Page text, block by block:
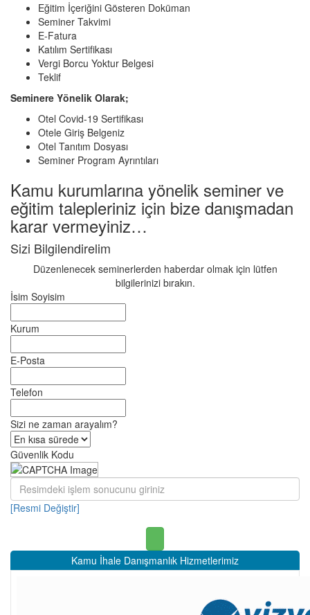
Eğitim İçeriğini Gösteren Doküman
Seminer Takvimi
E-Fatura
Katılım Sertifikası
Vergi Borcu Yoktur Belgesi
Teklif
Seminere Yönelik Olarak;
Otel Covid-19 Sertifikası
Otele Giriş Belgeniz
Otel Tanıtım Dosyası
Seminer Program Ayrıntıları
Kamu kurumlarına yönelik seminer ve
eğitim talepleriniz için bize danışmadan
karar vermeyiniz…
Sizi Bilgilendirelim
Düzenlenecek seminerlerden haberdar olmak için lütfen
bilgilerinizi bırakın.
İsim Soyisim
Kurum
E-Posta
Telefon
Sizi ne zaman arayalım?
Güvenlik Kodu
[Resmi Değiştir]
Kamu İhale Danışmanlık Hizmetlerimiz